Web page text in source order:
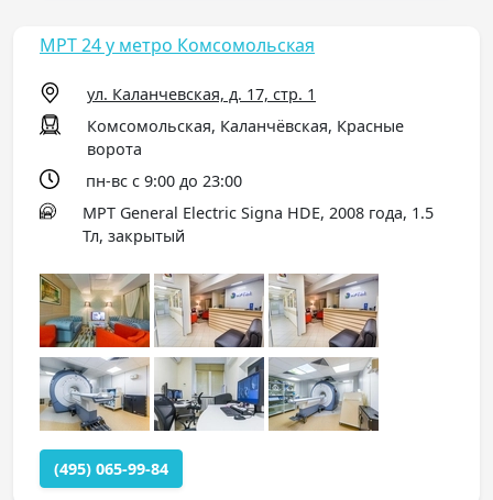
МРТ 24 у метро Комсомольская
ул. Каланчевская, д. 17, стр. 1
Комсомольская, Каланчёвская, Красные
ворота
пн-вс с 9:00 до 23:00
МРТ General Electric Signa HDE, 2008 года, 1.5
Тл, закрытый
(495) 065-99-84